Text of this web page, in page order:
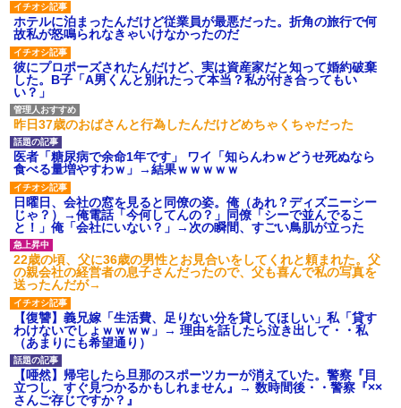
百年の恋12-899 食べた量を
張り合ってくる
【悲報】佐藤輝明・・・２軍
でも盛大にやらかす←あまり悲
しませないでくれ
ホテルに泊まったんだけど従業員が最悪だった。折角の旅行で何
故私が怒鳴られなきゃいけなかったのだ
彼にプロポーズされたんだけど、実は資産家だと知って婚約破棄
した。B子「A男くんと別れたって本当？私が付き合ってもい
い？」
昨日37歳のおばさんと行為したんだけどめちゃくちゃだった
医者「糖尿病で余命1年です」 ワイ「知らんわｗどうせ死ぬなら
食べる量増やすわｗ」→結果ｗｗｗｗｗ
日曜日、会社の窓を見ると同僚の姿。俺（あれ？ディズニーシー
じゃ？）→俺電話「今何してんの？」同僚「シーで並んでるこ
と！」俺「会社にいない？」→次の瞬間、すごい鳥肌が立った
22歳の頃、父に36歳の男性とお見合いをしてくれと頼まれた。父
の親会社の経営者の息子さんだったので、父も喜んで私の写真を
送ったんだが→
【復讐】義兄嫁「生活費、足りない分を貸してほしい」私「貸す
わけないでしょｗｗｗｗ」→ 理由を話したら泣き出して・・私
（あまりにも希望通り）
【唖然】帰宅したら旦那のスポーツカーが消えていた。警察『目
立つし、すぐ見つかるかもしれません』→ 数時間後・・警察『××
さんご存じですか？』